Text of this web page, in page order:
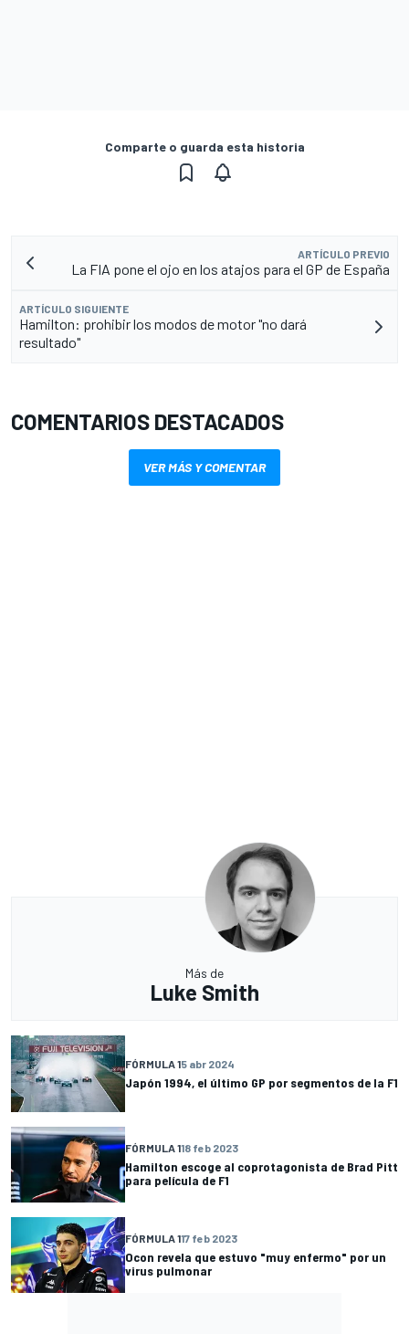
Comparte o guarda esta historia
ARTÍCULO PREVIO
La FIA pone el ojo en los atajos para el GP de España
ARTÍCULO SIGUIENTE
Hamilton: prohibir los modos de motor "no dará
resultado"
COMENTARIOS DESTACADOS
VER MÁS Y COMENTAR
Más de
Luke Smith
FÓRMULA 15 abr 2024
Japón 1994, el último GP por segmentos de la F1
FÓRMULA 118 feb 2023
Hamilton escoge al coprotagonista de Brad Pitt
para película de F1
FÓRMULA 117 feb 2023
Ocon revela que estuvo "muy enfermo" por un
virus pulmonar